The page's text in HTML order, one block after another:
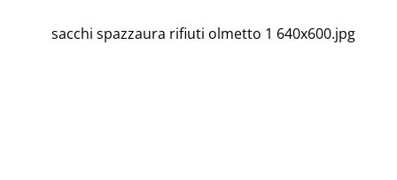
sacchi spazzaura rifiuti olmetto 1 640x600.jpg